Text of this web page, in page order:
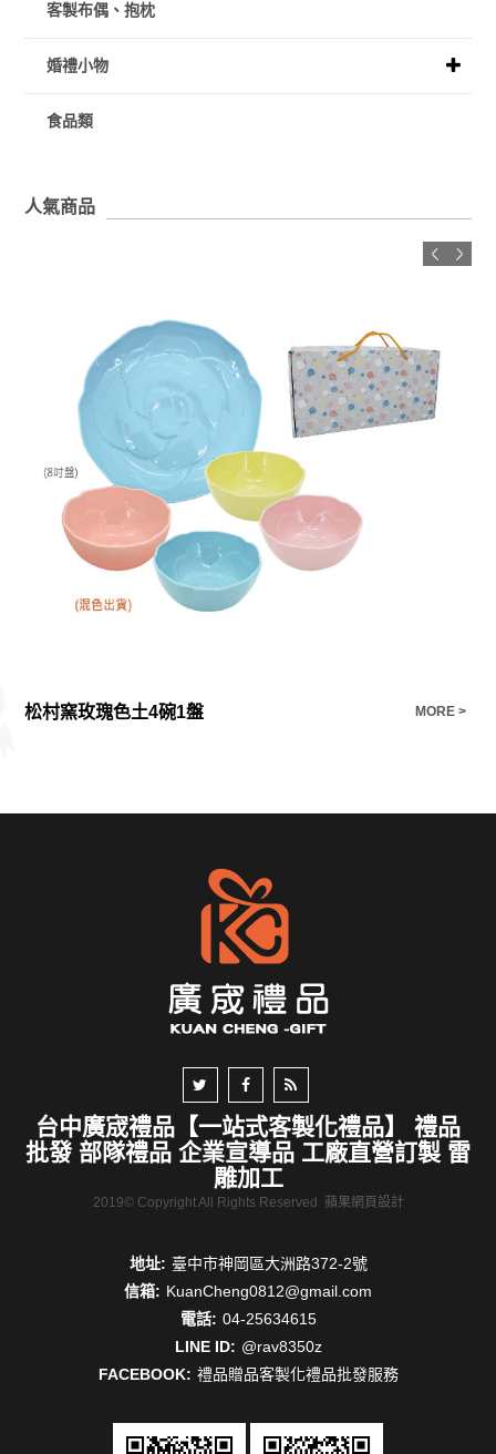
客製布偶、抱枕
婚禮小物
食品類
人氣商品
松村窯玫瑰色土4碗1盤 MORE >
台中廣宬禮品【一站式客製化禮品】 禮品
批發 部隊禮品 企業宣導品 工廠直營訂製 雷
雕加工
2019© Copyright All Rights Reserved 蘋果網頁設計
地址: 臺中市神岡區大洲路372-2號
信箱: KuanCheng0812@gmail.com
電話: 04-25634615
LINE ID: @rav8350z
FACEBOOK: 禮品贈品客製化禮品批發服務